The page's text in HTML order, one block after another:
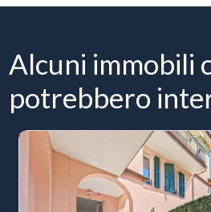
Alcuni immobili
potrebbero